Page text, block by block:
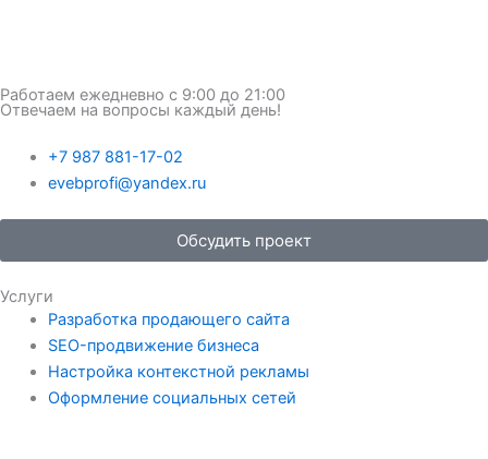
Работаем ежедневно с 9:00 до 21:00
Отвечаем на вопросы каждый день!
+7 987 881-17-02
evebprofi@yandex.ru
Обсудить проект
Услуги
Разработка продающего сайта
SEO-продвижение бизнеса
Настройка контекстной рекламы
Оформление социальных сетей